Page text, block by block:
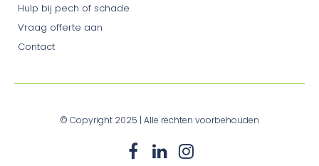
Hulp bij pech of schade
Vraag offerte aan
Contact
© Copyright 2025 | Alle rechten voorbehouden